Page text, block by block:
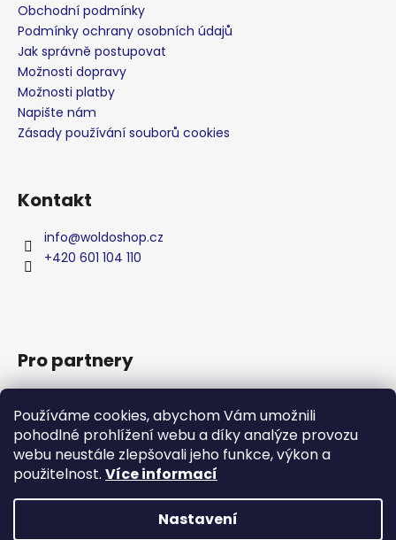
Používáme cookies, abychom Vám umožnili
pohodlné prohlížení webu a díky analýze provozu
webu neustále zlepšovali jeho funkce, výkon a
použitelnost. Více informací
Nastavení
c
í
y
Obchodní podmínky
Podmínky ochrany osobních údajů
Jak správně postupovat
Možnosti dopravy
Možnosti platby
Napište nám
Zásady používání souborů cookies
Kontakt
info@woldoshop.cz
+420 601 104 110
Pro partnery
Zakázková výroba
Privátní značka
Produkty
WHBG - Váš partner pro čisticí prostředky
Napište nám